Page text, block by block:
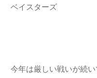
ベイスターズ
今年は厳しい戦いが続